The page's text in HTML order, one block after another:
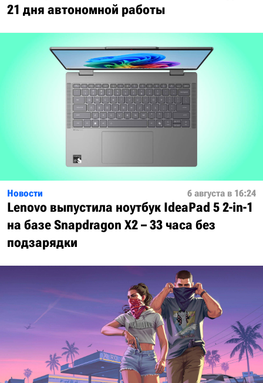
21 дня автономной работы
Новости 6 августа в 16:24
Lenovo выпустила ноутбук IdeaPad 5 2-in-1
на базе Snapdragon X2 – 33 часа без
подзарядки